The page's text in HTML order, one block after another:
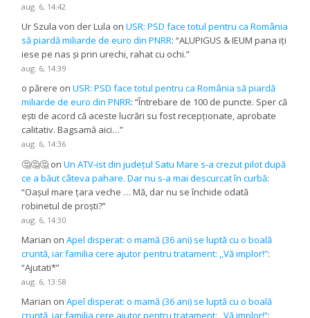
aug. 6, 14:42
Ur Szula von der Lula onUSR: PSD face totul pentru ca România
să piardă miliarde de euro din PNRR: “ALUPIGUS & IEUM pana iți
iese pe nas și prin urechi, rahat cu ochi.”
aug. 6, 14:39
o părere onUSR: PSD face totul pentru ca România să piardă
miliarde de euro din PNRR: “Întrebare de 100 de puncte. Sper că
ești de acord că aceste lucrări su fost recepționate, aprobate
calitativ. Bagsamă aici…”
aug. 6, 14:36
🤔🤔🤔 onUn ATV-ist din județul Satu Mare s-a crezut pilot după
ce a băut câteva pahare. Dar nu s-a mai descurcat în curbă:
“Oașul mare țara veche … Mă, dar nu se închide odată
robinetul de proști?”
aug. 6, 14:30
Marian onApel disperat: o mamă (36 ani) se luptă cu o boală
cruntă, iar familia cere ajutor pentru tratament: ,,Vă implor!”:
“Ajutati*”
aug. 6, 13:58
Marian onApel disperat: o mamă (36 ani) se luptă cu o boală
cruntă, iar familia cere ajutor pentru tratament: ,,Vă implor!”: